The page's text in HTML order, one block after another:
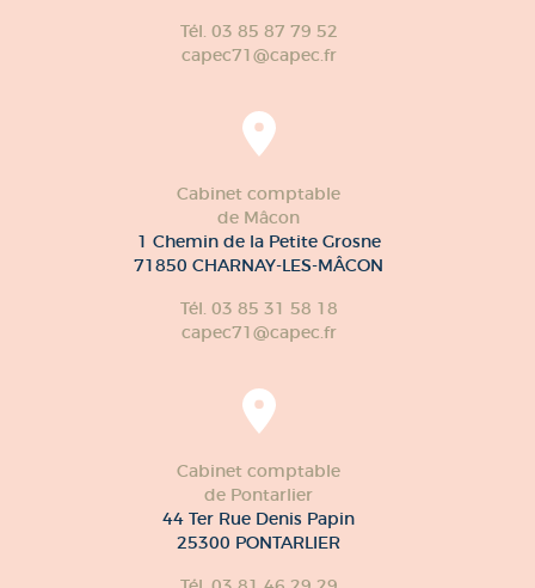
Tél. 03 85 87 79 52
capec71@capec.fr
Cabinet comptable
de Mâcon
1 Chemin de la Petite Grosne
71850 CHARNAY-LES-MÂCON
Tél. 03 85 31 58 18
capec71@capec.fr
Cabinet comptable
de Pontarlier
44 Ter Rue Denis Papin
25300 PONTARLIER